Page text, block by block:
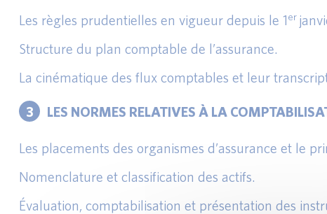
Les règles prudentielles en vigueur depuis le 1er
Structure du plan comptable de l’assurance.
La cinématique des flux comptables et leur
3 LES NORMES RELATIVES À LA
Les placements des organismes d’assurance et le
Nomenclature et classification des actifs.
Évaluation, comptabilisation et présentation des